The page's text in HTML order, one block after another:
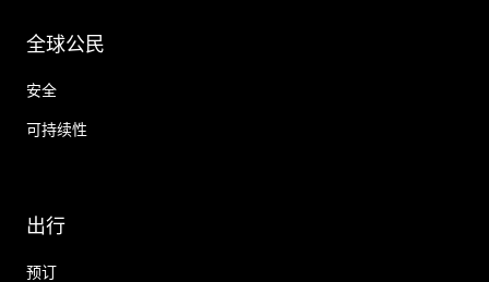
全球公民
安全
可持续性
出行
预订